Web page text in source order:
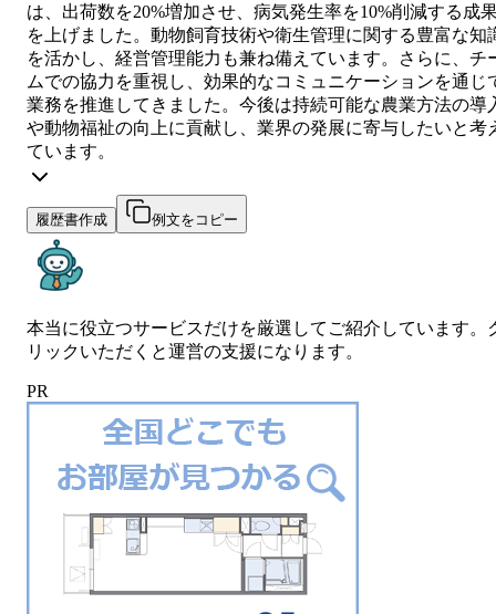
は、出荷数を20%増加させ、病気発生率を10%削減する成
を上げました。動物飼育技術や衛生管理に関する豊富な知
を活かし、経営管理能力も兼ね備えています。さらに、チ
ムでの協力を重視し、効果的なコミュニケーションを通じ
業務を推進してきました。今後は持続可能な農業方法の導
や動物福祉の向上に貢献し、業界の発展に寄与したいと考
ています。
履歴書作成 例文をコピー
本当に役立つサービスだけを厳選してご紹介しています。
リックいただくと運営の支援になります。
PR